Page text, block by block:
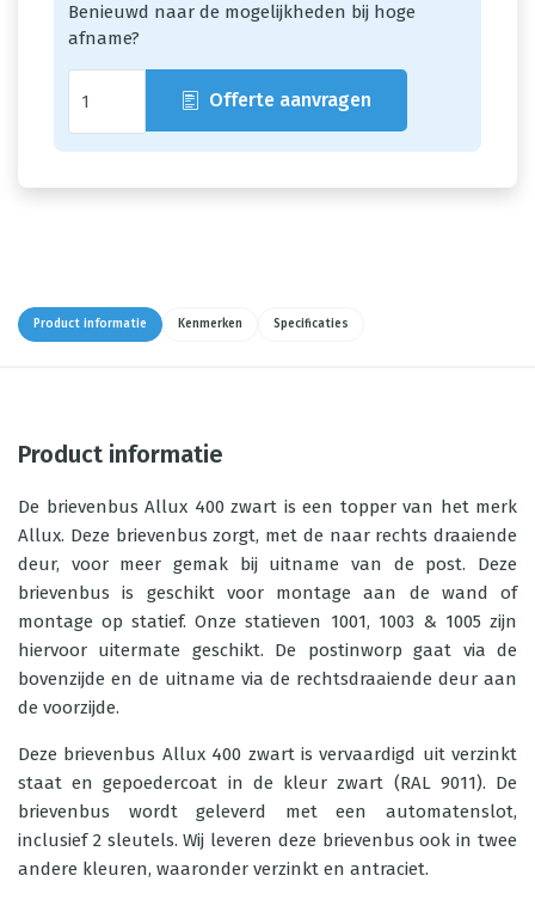
Benieuwd naar de mogelijkheden bij hoge
afname?
Offerte aanvragen
Product informatie Kenmerken Specificaties
Product informatie
De brievenbus Allux 400 zwart is een topper van het merk
Allux. Deze brievenbus zorgt, met de naar rechts draaiende
deur, voor meer gemak bij uitname van de post. Deze
brievenbus is geschikt voor montage aan de wand of
montage op statief. Onze statieven 1001, 1003 & 1005 zijn
hiervoor uitermate geschikt. De postinworp gaat via de
bovenzijde en de uitname via de rechtsdraaiende deur aan
de voorzijde.
Deze brievenbus Allux 400 zwart is vervaardigd uit verzinkt
staat en gepoedercoat in de kleur zwart (RAL 9011). De
brievenbus wordt geleverd met een automatenslot,
inclusief 2 sleutels. Wij leveren deze brievenbus ook in twee
andere kleuren, waaronder verzinkt en antraciet.